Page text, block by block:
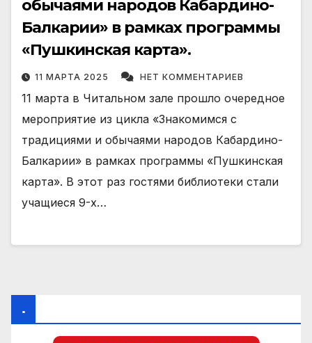
обычаями народов Кабардино-
Балкарии» в рамках программы
«Пушкинская карта».
11 МАРТА 2025 НЕТ КОММЕНТАРИЕВ
11 марта в Читальном зале прошло очередное
мероприятие из цикла «Знакомимся с
традициями и обычаями народов Кабардино-
Балкарии» в рамках программы «Пушкинская
карта». В этот раз гостями библиотеки стали
учащиеся 9-х…
.